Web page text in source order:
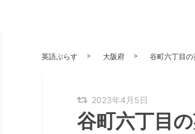
英語ぷらす 大阪府 谷町六丁目
2023年4月5日
谷町六丁目